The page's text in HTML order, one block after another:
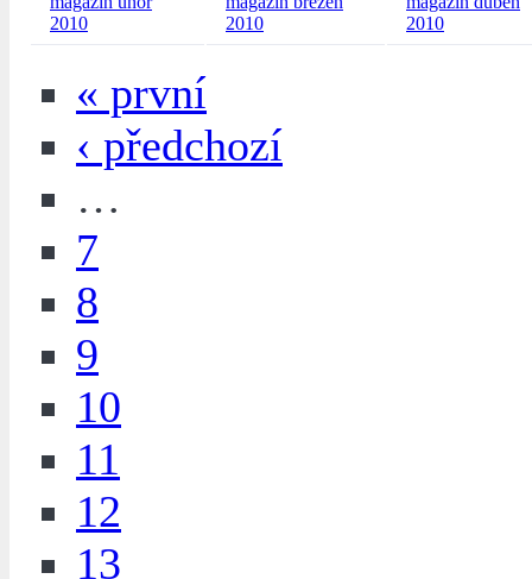
« první
‹ předchozí
…
7
8
9
10
11
12
13